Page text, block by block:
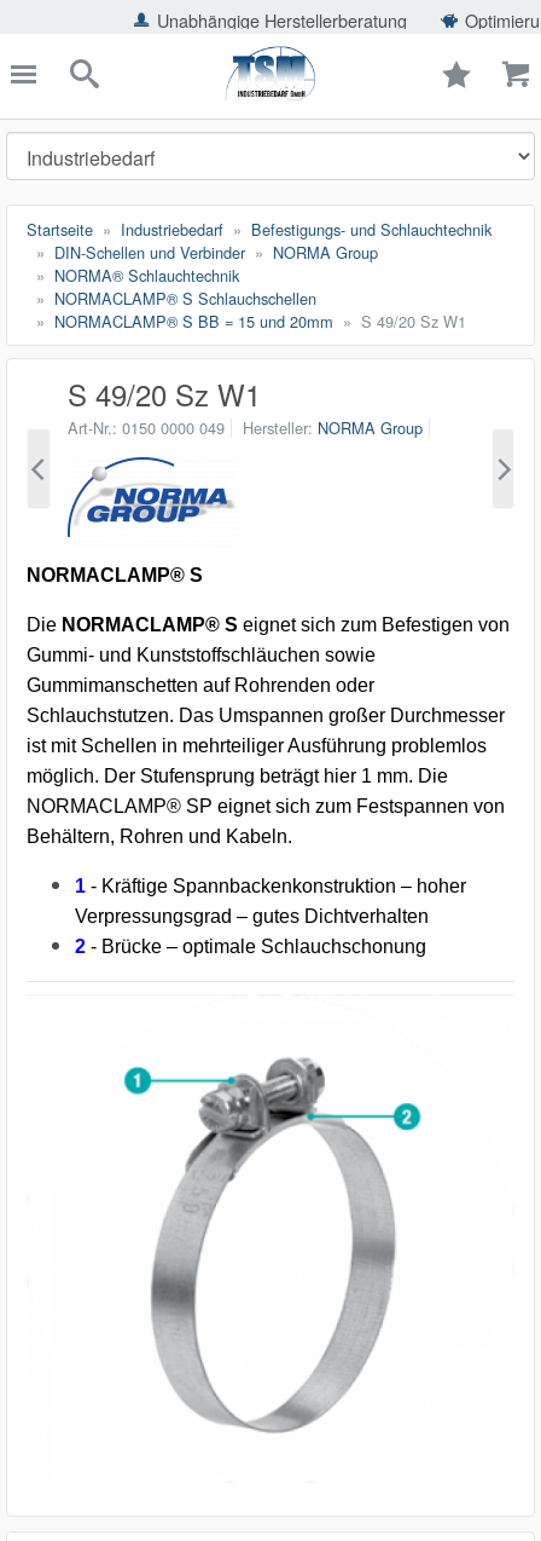
Unabhängige Herstellerberatung Optimierung der
schließen
Suche
Startseite Industriebedarf
Befestigungs- und Schlauchtechnik
DIN-Schellen und Verbinder
NORMA Group
NORMA® Schlauchtechnik
NORMACLAMP® S Schlauchschellen
NORMACLAMP® S BB = 15 und 20mm
S 49/20 Sz W1
S 49/20 Sz W1
Art-Nr. 0150 0000 049 Hersteller NORMA Group
NORMACLAMP® S
Die NORMACLAMP® S eignet sich zum Befestigen von
Gummi- und Kunststoffschläuchen sowie
Gummimanschetten auf Rohrenden oder
Schlauchstutzen. Das Umspannen großer Durchmesser
ist mit Schellen in mehrteiliger Ausführung problemlos
möglich. Der Stufensprung beträgt hier 1 mm. Die
NORMACLAMP® SP eignet sich zum Festspannen von
Behältern, Rohren und Kabeln.
1 - Kräftige Spannbackenkonstruktion – hoher
Verpressungsgrad – gutes Dichtverhalten
2 - Brücke – optimale Schlauchschonung